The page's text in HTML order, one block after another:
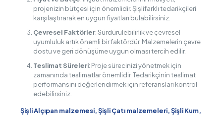
projenizin bütçesi için önemlidir. Şişlifarklı tedarikçileri
karşılaştırarak en uygun fiyatları bulabilirsiniz.
Çevresel Faktörler: Sürdürülebilirlik ve çevresel
uyumluluk artık önemli bir faktördür. Malzemelerin çevre
dostu ve geri dönüşüme uygun olması tercih edilir.
Teslimat Süreleri: Proje sürecinizi yönetmek için
zamanında teslimatlar önemlidir. Tedarikçinin teslimat
performansını değerlendirmek için referansları kontrol
edebilirsiniz.
Şişli Alçıpan malzemesi, Şişli Çatı malzemeleri, Şişli Kum,